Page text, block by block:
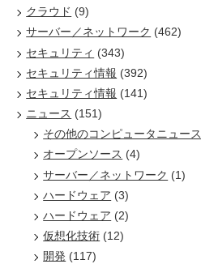
クラウド (9)
サーバー／ネットワーク (462)
セキュリティ (343)
セキュリティ情報 (392)
セキュリティ情報 (141)
ニュース (151)
その他のコンピュータニュース
オープンソース (4)
サーバー／ネットワーク (1)
ハードウェア (3)
ハードウェア (2)
仮想化技術 (12)
開発 (117)